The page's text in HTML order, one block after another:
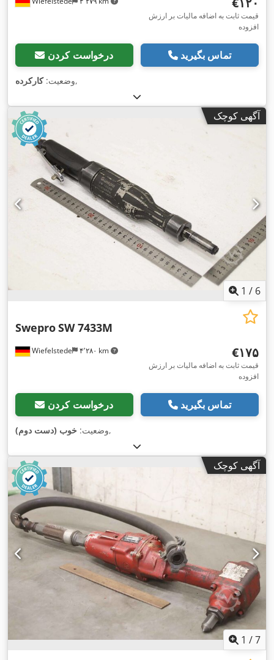
قیمت ثابت به اضافه مالیات بر ارزش
افزوده
درخواست کردن تماس بگیرید
وضعیت:کارکرده ,
آگهی کوچک
1 / 6
Wiefelstede ۴٬۲۸۰ km
SweproSW 7433M
‎€۱۷۵
قیمت ثابت به اضافه مالیات بر ارزش
افزوده
درخواست کردن تماس بگیرید
وضعیت: خوب (دست دوم) ,
آگهی کوچک
1 /7